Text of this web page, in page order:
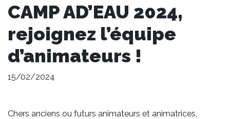
CAMP AD’EAU 2024,
rejoignez l’équipe
d’animateurs !
15/02/2024
Chers anciens ou futurs animateurs et animatrices,